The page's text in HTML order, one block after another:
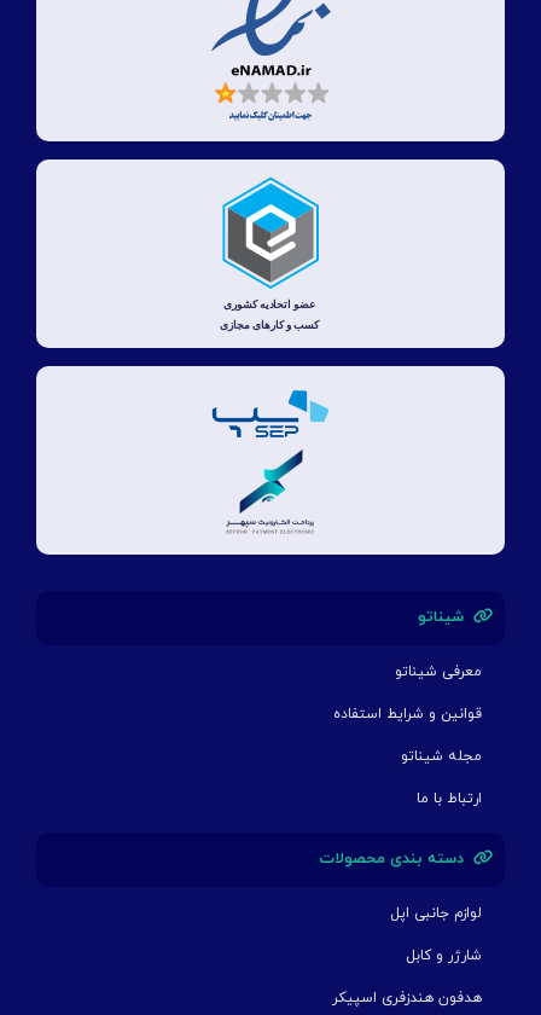
شیناتو
معرفی شیناتو
قوانین و شرایط استفاده
مجله شیناتو
ارتباط با ما
دسته بندی محصولات
لوازم جانبی اپل
شارژر و کابل
هدفون هندزفری اسپیکر